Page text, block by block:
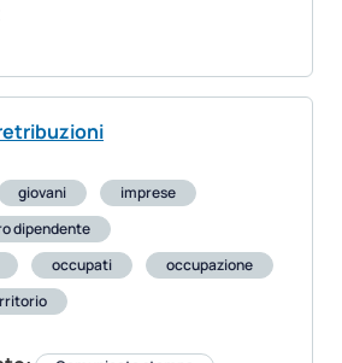
giovani
imprese
dipendente
occupati
occupazione